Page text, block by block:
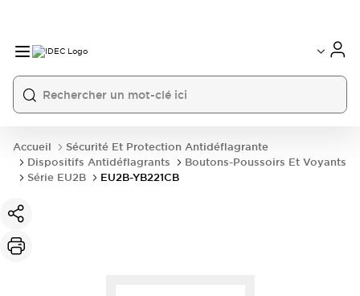
Accueil
Sécurité Et Protection Antidéflagrante
Dispositifs Antidéflagrants
Boutons-Poussoirs Et Voyants
Série EU2B
EU2B-YB221CB